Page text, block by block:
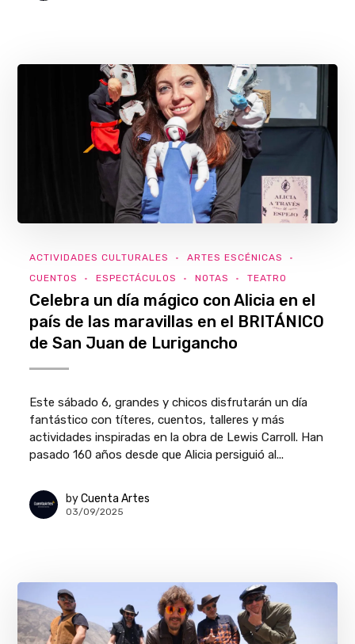
ACTIVIDADES CULTURALES
ARTES ESCÉNICAS
CUENTOS
ESPECTÁCULOS NOTAS TEATRO
Celebra un día mágico con Alicia en el
país de las maravillas en el BRITÁNICO
de San Juan de Lurigancho
Este sábado 6, grandes y chicos disfrutarán un día
fantástico con títeres, cuentos, talleres y más
actividades inspiradas en la obra de Lewis Carroll. Han
pasado 160 años desde que Alicia persiguió al...
by Cuenta Artes
03/09/2025